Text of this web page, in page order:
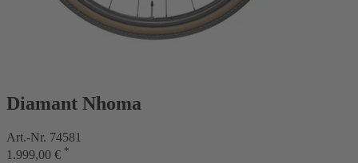
Diamant Nhoma
Art.-Nr. 74581
1.999,00 € *